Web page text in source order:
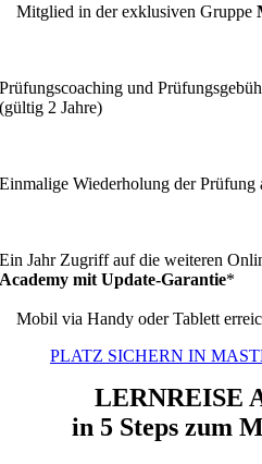
Mitglied in der exklusiven Gruppe
Prüfungscoaching und
(gültig 2 Jahre)
Einmalige Wiederholung der Prüfung
Ein Jahr Zugriff auf die weiteren
Academy mit Update-Garantie*
Mobil via Handy oder Tablett
PLATZ SICHERN IN
LERNREISE
in 5 Steps zum